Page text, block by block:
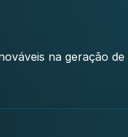
na geração de